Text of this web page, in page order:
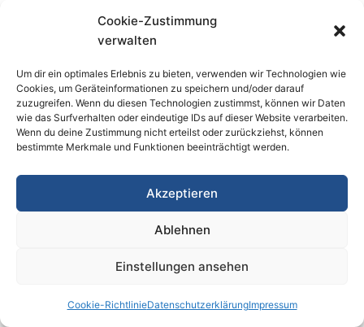
Cookie-Zustimmung
verwalten
Um dir ein optimales Erlebnis zu bieten, verwenden wir Technologien wie
Cookies, um Geräteinformationen zu speichern und/oder darauf
zuzugreifen. Wenn du diesen Technologien zustimmst, können wir Daten
wie das Surfverhalten oder eindeutige IDs auf dieser Website verarbeiten.
Wenn du deine Zustimmung nicht erteilst oder zurückziehst, können
bestimmte Merkmale und Funktionen beeinträchtigt werden.
Akzeptieren
Ablehnen
Einstellungen ansehen
Cookie-RichtlinieDatenschutzerklärungImpressum
als erwartet.
Nach kleiner Verzögerung top
Kleine Verzögerung bei der Bestätigung, danach
aber reibungslos.
S. Wagner
Pünktlich und sauber
Alles korrekt, die Crew war pünktlich und hat